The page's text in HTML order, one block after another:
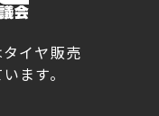
イヤ販売
ます。